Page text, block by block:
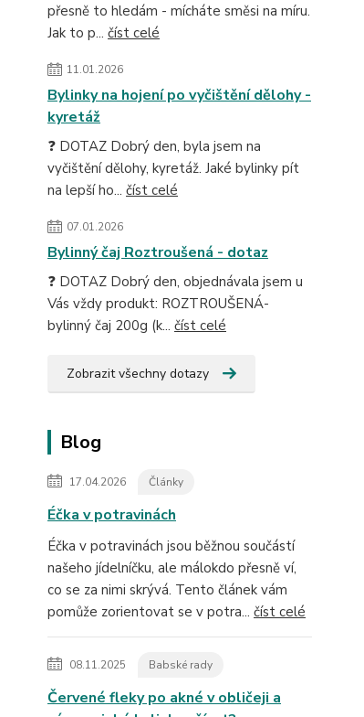
přesně to hledám - mícháte směsi na míru.
Jak to p... číst celé
11.01.2026
Bylinky na hojení po vyčištění dělohy -
kyretáž
❓ DOTAZ Dobrý den, byla jsem na
vyčištění dělohy, kyretáž. Jaké bylinky pít
na lepší ho... číst celé
07.01.2026
Bylinný čaj Roztroušená - dotaz
❓ DOTAZ Dobrý den, objednávala jsem u
Vás vždy produkt: ROZTROUŠENÁ-
bylinný čaj 200g (k... číst celé
Zobrazit všechny dotazy
Blog
17.04.2026 Články
Éčka v potravinách
Éčka v potravinách jsou běžnou součástí
našeho jídelníčku, ale málokdo přesně ví,
co se za nimi skrývá. Tento článek vám
pomůže zorientovat se v potra... číst celé
08.11.2025 Babské rady
Červené fleky po akné v obličeji a